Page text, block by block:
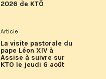
2026 de KTO
Article
La visite pastorale du
pape Léon XIV à
Assise à suivre sur
KTO le jeudi 6 août